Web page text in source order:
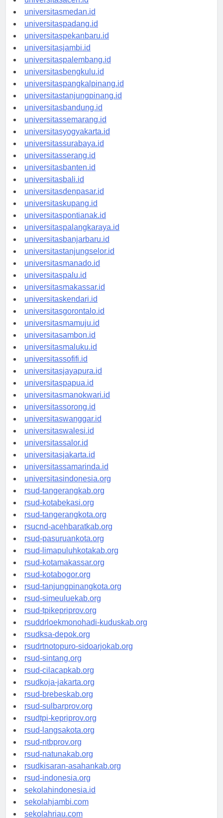
universitasaceh.id
universitasmedan.id
universitaspadang.id
universitaspekanbaru.id
universitasjambi.id
universitaspalembang.id
universitasbengkulu.id
universitaspangkalpinang.id
universitastanjungpinang.id
universitasbandung.id
universitassemarang.id
universitasyogyakarta.id
universitassurabaya.id
universitasserang.id
universitasbanten.id
universitasbali.id
universitasdenpasar.id
universitaskupang.id
universitaspontianak.id
universitaspalangkaraya.id
universitasbanjarbaru.id
universitastanjungselor.id
universitasmanado.id
universitaspalu.id
universitasmakassar.id
universitaskendari.id
universitasgorontalo.id
universitasmamuju.id
universitasambon.id
universitasmaluku.id
universitassofifi.id
universitasjayapura.id
universitaspapua.id
universitasmanokwari.id
universitassorong.id
universitaswanggar.id
universitaswalesi.id
universitassalor.id
universitasjakarta.id
universitassamarinda.id
universitasindonesia.org
rsud-tangerangkab.org
rsud-kotabekasi.org
rsud-tangerangkota.org
rsucnd-acehbaratkab.org
rsud-pasuruankota.org
rsud-limapuluhkotakab.org
rsud-kotamakassar.org
rsud-kotabogor.org
rsud-tanjungpinangkota.org
rsud-simeuluekab.org
rsud-tpikepriprov.org
rsuddrloekmonohadi-kuduskab.org
rsudksa-depok.org
rsudrtnotopuro-sidoarjokab.org
rsud-sintang.org
rsud-cilacapkab.org
rsudkoja-jakarta.org
rsud-brebeskab.org
rsud-sulbarprov.org
rsudtpi-kepriprov.org
rsud-langsakota.org
rsud-ntbprov.org
rsud-natunakab.org
rsudkisaran-asahankab.org
rsud-indonesia.org
sekolahindonesia.id
sekolahjambi.com